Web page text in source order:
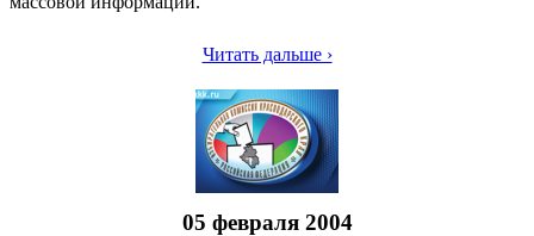
Читать дальше ›
05 февраля 2004